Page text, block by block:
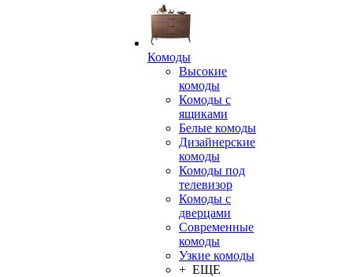
Комоды
Высокие
комоды
Комоды с
ящиками
Белые комоды
Дизайнерские
комоды
Комоды под
телевизор
Комоды с
дверцами
Современные
комоды
Узкие комоды
+ ЕЩЕ